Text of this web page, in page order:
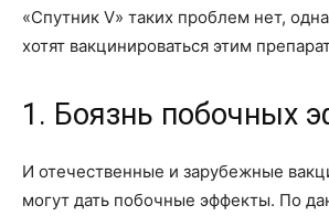
«Спутник V» таких проблем нет,
хотят вакцинироваться этим
1. Боязнь побочных
И отечественные и зарубежные
могут дать побочные эффекты. По